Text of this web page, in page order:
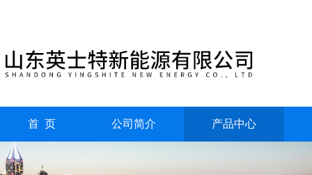
首 页 公司简介 产品中心